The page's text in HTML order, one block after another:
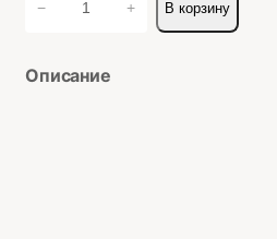
товара
− + В корзину
Описание